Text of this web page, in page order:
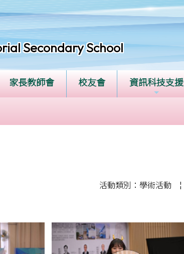
Secondary School
家長教師會 校友會 資訊科技支援
活動類別：學術活動 ¦